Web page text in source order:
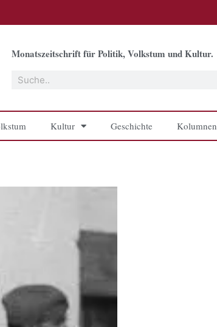
Monatszeitschrift für Politik, Volkstum und Kultur.
Suche
Kultur Geschichte Kolumnen